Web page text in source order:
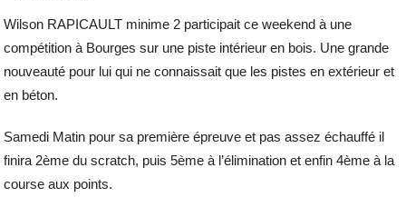
Wilson RAPICAULT minime 2 participait ce weekend à une
compétition à Bourges sur une piste intérieur en bois. Une grande
nouveauté pour lui qui ne connaissait que les pistes en extérieur et
en béton.
Samedi Matin pour sa première épreuve et pas assez échauffé il
finira 2ème du scratch, puis 5ème à l’élimination et enfin 4ème à la
course aux points.